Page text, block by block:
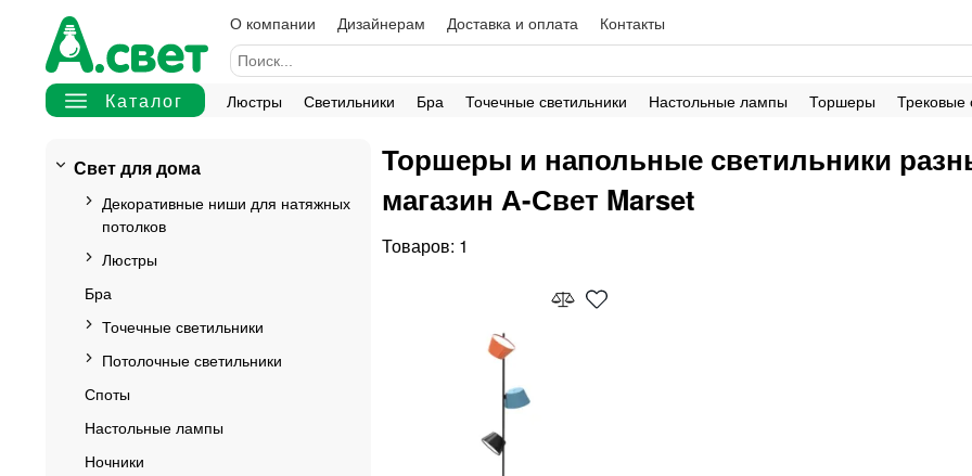
О компании Дизайнерам Доставка и оплата Контакты
Люстры Светильники Бра Точечные светильники Настольные лампы Торшеры Трековые
Свет для дома
Декоративные ниши для натяжных
потолков
Люстры
Бра
Точечные светильники
Потолочные светильники
Споты
Настольные лампы
Ночники
Торшеры и напольные светильники
магазин А-Свет Marset
1